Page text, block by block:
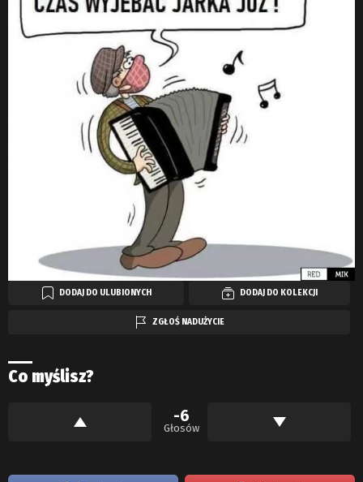
DODAJ DO ULUBIONYCH DODAJ DO KOLEKCJI
ZGŁOŚ NADUŻYCIE
Co myślisz?
-6
Głosów